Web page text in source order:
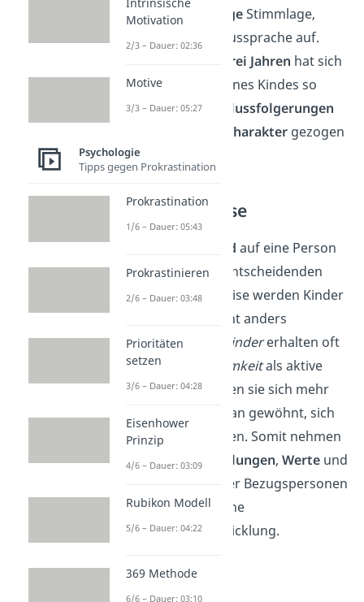
Kind eineeinzigartigeStimmlage,
Sprechweise oder Aussprache auf.
drei Jahren hat sich
das Temperament eines Kindes so
stabilisiert, dass
Schlussfolgerungen
späteren Charaktergezogen
werden können.
Umwelteinflüsse
Auch wie das Umfeld auf eine Person
reagiert, hat einen entscheidenden
Einfluss. Beispielsweise werden Kinder
je nach Temperament anders
behandelt:Ruhige Kindererhalten oft
weniger Aufmerksamkeitals aktive
Kinder. Folglich ziehen sie sich mehr
zurück und sind daran gewöhnt, sich
selbst zu beschäftigen. Somit nehmen
vor allem dieEinstellungen, Werteund
Verhaltensweisen der Bezugspersonen
Einfluss auf die eigene
Persönlichkeitsentwicklung.
Motivation
2/3 – Dauer: 02:36
Motive
3/3 – Dauer: 05:27
Psychologie
Tipps gegen Prokrastination
Prokrastination
1/6 – Dauer: 05:43
Prokrastinieren
2/6 – Dauer: 03:48
Prioritäten
setzen
3/6 – Dauer: 04:28
Eisenhower
Prinzip
4/6 – Dauer: 03:09
Rubikon Modell
5/6 – Dauer: 04:22
369 Methode
6/6 – Dauer: 03:10